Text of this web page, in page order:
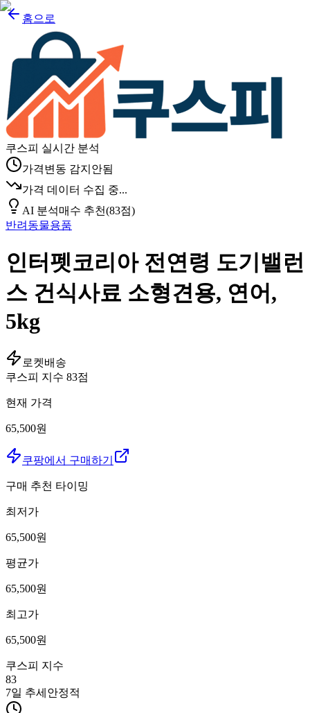
홈으로
쿠스피 실시간 분석
가격변동 감지안됨
가격 데이터 수집 중...
AI 분석매수 추천(83점)
반려동물용품
인터펫코리아 전연령 도기밸런
스 건식사료 소형견용, 연어,
5kg
로켓배송
쿠스피 지수 83점
현재 가격
65,500원
쿠팡에서 구매하기
구매 추천 타이밍
최저가
65,500원
평균가
65,500원
최고가
65,500원
쿠스피 지수
83
7일 추세 안정적